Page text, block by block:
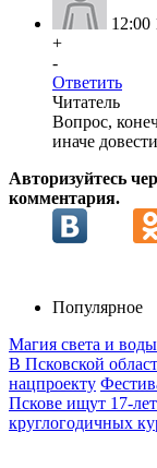
12:00
+
-
Ответить
Читатель
Вопрос,
иначе
Авторизуйтесь
комментария.
Популярное
Магия света и
В Псковской
нацпроекту
Пскове ищут
круглогодичных